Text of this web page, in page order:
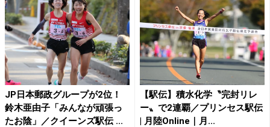
JP日本郵政グループが2位！
鈴木亜由子「みんなが頑張っ
たお陰」／クイーンズ駅伝 ...
【駅伝】積水化学〝完封リレ
ー〟で2連覇／プリンセス駅伝
| 月陸Online｜月...